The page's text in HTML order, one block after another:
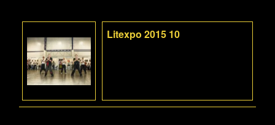
Litexpo 2015 10